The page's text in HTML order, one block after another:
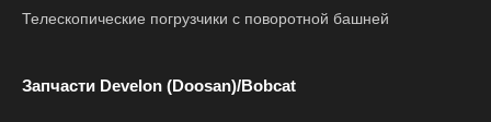
Телескопические погрузчики с поворотной башней
Запчасти Develon (Doosan)/Bobcat